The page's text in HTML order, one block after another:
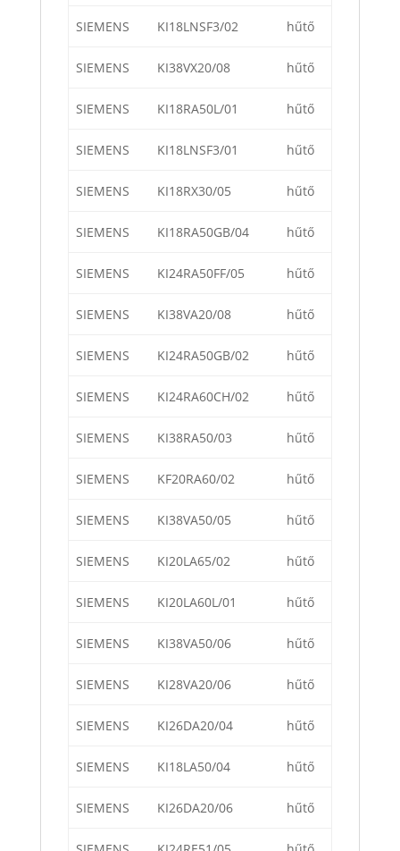
SIEMENS KI18LNSF3/02 hűtő
SIEMENS KI38VX20/08 hűtő
SIEMENS KI18RA50L/01 hűtő
SIEMENS KI18LNSF3/01 hűtő
SIEMENS KI18RX30/05 hűtő
SIEMENS KI18RA50GB/04 hűtő
SIEMENS KI24RA50FF/05 hűtő
SIEMENS KI38VA20/08 hűtő
SIEMENS KI24RA50GB/02 hűtő
SIEMENS KI24RA60CH/02 hűtő
SIEMENS KI38RA50/03 hűtő
SIEMENS KF20RA60/02 hűtő
SIEMENS KI38VA50/05 hűtő
SIEMENS KI20LA65/02 hűtő
SIEMENS KI20LA60L/01 hűtő
SIEMENS KI38VA50/06 hűtő
SIEMENS KI28VA20/06 hűtő
SIEMENS KI26DA20/04 hűtő
SIEMENS KI18LA50/04 hűtő
SIEMENS KI26DA20/06 hűtő